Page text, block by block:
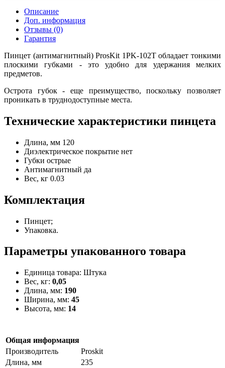
Описание
Доп. информация
Отзывы (0)
Гарантия
Пинцет (антимагнитный) ProsKit 1PK-102T обладает тонкими
плоскими губками - это удобно для удержания мелких
предметов.
Острота губок - еще преимущество, поскольку позволяет
проникать в труднодоступные места.
Технические характеристики пинцета
Длина, мм 120
Диэлектрическое покрытие нет
Губки острые
Антимагнитный да
Вес, кг 0.03
Комплектация
Пинцет;
Упаковка.
Параметры упакованного товара
Единица товара: Штука
Вес, кг: 0,05
Длина, мм: 190
Ширина, мм: 45
Высота, мм: 14
Общая информация
Производитель
Proskit
Длина, мм
235